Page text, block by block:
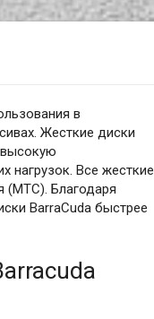
в
Жесткие диски
нагрузок. Все жесткие
(MTC). Благодаря
BarraCuda быстрее